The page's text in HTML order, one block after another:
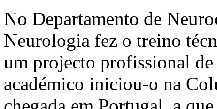
No Departamento de
Neurologia fez o treino
um projecto profissional
académico iniciou-o na